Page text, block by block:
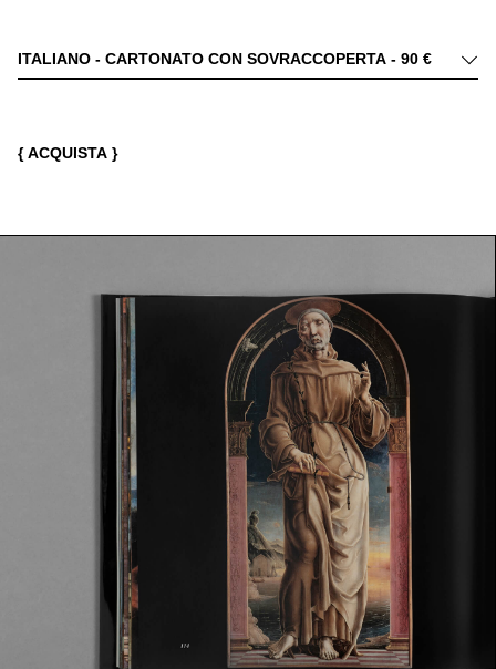
La fisionomia di questo centro storico si è mantenuta pressoché
ITALIANO - CARTONATO CON SOVRACCOPERTA - 90 €
{ ACQUISTA }